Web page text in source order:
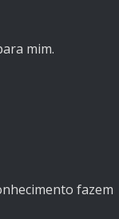
mim.
fazem